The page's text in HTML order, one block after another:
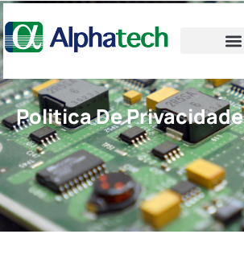
Politica De Privacidade